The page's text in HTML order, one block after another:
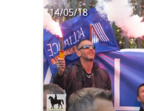
14/05/18